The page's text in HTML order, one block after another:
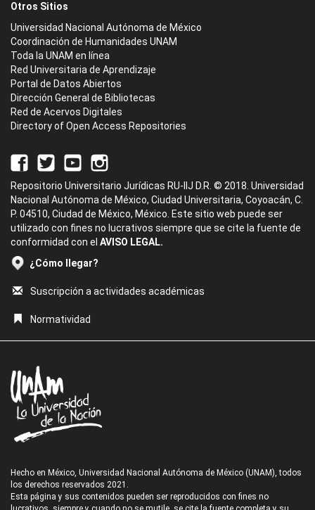
Otros Sitios
Universidad Nacional Autónoma de México
Coordinación de Humanidades UNAM
Toda la UNAM en línea
Red Universitaria de Aprendizaje
Portal de Datos Abiertos
Dirección General de Bibliotecas
Red de Acervos Digitales
Directory of Open Access Repositories
Repositorio Universitario Jurídicas RU-IIJ D.R. © 2018. Universidad
Nacional Autónoma de México, Ciudad Universitaria, Coyoacán, C.
P. 04510, Ciudad de México, México. Este sitio web puede ser
utilizado con fines no lucrativos siempre que se cite la fuente de
conformidad con el AVISO LEGAL.
¿Cómo llegar?
Suscripción a actividades académicas
Normatividad
Hecho en México, Universidad Nacional Autónoma de México (UNAM), todos
los derechos reservados 2021.
Esta página y sus contenidos pueden ser reproducidos con fines no